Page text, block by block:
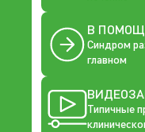
В
Синдром
главном
Типичные